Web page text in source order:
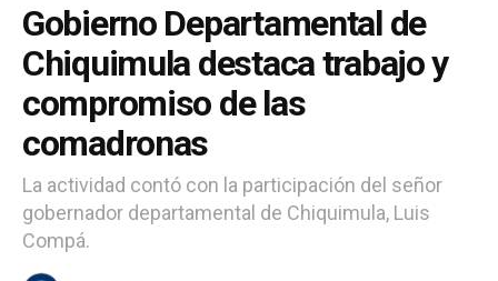
Gobierno Departamental de
Chiquimula destaca trabajo y
compromiso de las
comadronas
La actividad contó con la participación del señor
gobernador departamental de Chiquimula, Luis
Compá.